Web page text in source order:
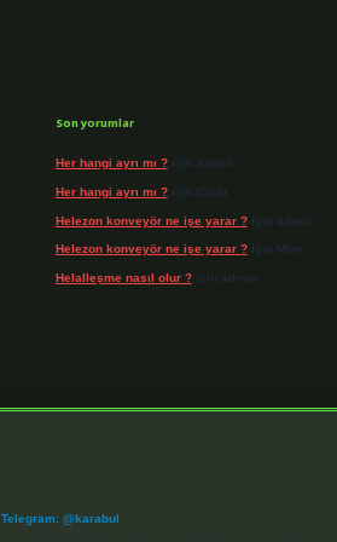
Son yorumlar
Her hangi ayrı mı ?için admin
Her hangi ayrı mı ?için Cihat
Helezon konveyör ne işe yarar ?için admin
Helezon konveyör ne işe yarar ?için Mine
Helalleşme nasıl olur ?için admin
Telegram: @karabul